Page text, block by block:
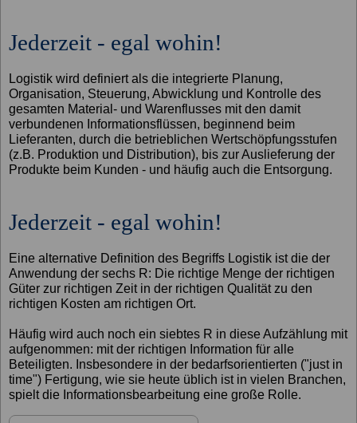
Jederzeit - egal wohin!
Logistik wird definiert als die integrierte Planung,
Organisation, Steuerung, Abwicklung und Kontrolle des
gesamten Material- und Warenflusses mit den damit
verbundenen Informationsflüssen, beginnend beim
Lieferanten, durch die betrieblichen Wertschöpfungsstufen
(z.B. Produktion und Distribution), bis zur Auslieferung der
Produkte beim Kunden - und häufig auch die Entsorgung.
Jederzeit - egal wohin!
Eine alternative Definition des Begriffs Logistik ist die der
Anwendung der sechs R: Die richtige Menge der richtigen
Güter zur richtigen Zeit in der richtigen Qualität zu den
richtigen Kosten am richtigen Ort.
Häufig wird auch noch ein siebtes R in diese Aufzählung mit
aufgenommen: mit der richtigen Information für alle
Beteiligten. Insbesondere in der bedarfsorientierten ("just in
time") Fertigung, wie sie heute üblich ist in vielen Branchen,
spielt die Informationsbearbeitung eine große Rolle.